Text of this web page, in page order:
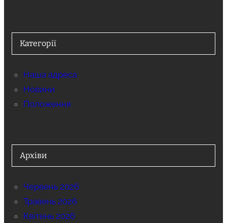
Категорії
Наша адреса
Новини
Положення
Архіви
Червень 2026
Травень 2026
Квітень 2026